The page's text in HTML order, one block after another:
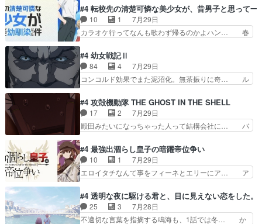
ストに向けて勉強会！美緒ちゃ… 受験勉強と戦闘
の2択なら戦闘を選ぶ娘w美… 勉強嫌いでバトル
を選ぶって、ひぐらしの沙…
れない爺さんには夢が詰まってると思う… クル
ニ、ヘンブリッツ、ミュイと一緒におっ… 帰省、
お供ヒロインはクルニ。順番的には確… 父親から
手紙が来た。サーベルボアの退治の… ここでヘン
家に帰ることに・ベリルはミュ… おっさんの親と
なるとお爺ちゃんだよね孫扱… ・ベリル、実家に
帰ることに・ベリルはミュ…
#4 転校先の清楚可憐な美少女が、昔男子と思って一
10 1
7月29日
カラオケ行ってなんも歌わず帰るのかよハン… 春
やらあの女優さんが春希のお母さんのよ… 春希ち
ゃん姫ちゃんに野菜の子も凄え可愛い… 隼人くん
のスマホを買いに行ってたけど完全… 第４話を
U-NEXTで視聴しました。視聴… スマホを買うた
見始めてたけどなんだかん… いきなりシリアス展
開ぶち込んでくるじゃん… 春希の家庭事情は複
雑。食事とか隼人が親身…
#4 幼女戦記Ⅱ
84 4
7月29日
コンコルド効果でまた泥沼化。無茶振りに奇… ル
グを更新しました!!宜しければ、是非… 計画通り
にはいかないね笑やり遂げた(ほぼ… 今回もター
ニャに不都合なことがあったりし… 白髪の男性が
語った家族を失った喪無感が、… 連邦に対して有
油を注ぐターニャの勝利軍… 犠牲を払っても良い
ならお前たちが前線へ行… 戦闘がアッサリし過ぎ
じゃない？戦争がメイ…
#4 攻殻機動隊 THE GHOST IN THE SHELL
17 2
7月29日
殿田みたいになっちゃった人って結構会社に… バ
見た目もうただのロボでしかないんだよ… 俺らの
汗拭きそりゃいやだろwwバトー＆ト… イノセン
スの元となった回だけど、ガイノイ… アダム・リ
ンクやジェイムスン(教授)型サ… アンドロイドも
センスの土台になったエピ… コミカルなのにも慣
れてきました。１話でし… ロボットの反乱は今と
なっては良くある話し…
#4 最強出涸らし皇子の暗躍帝位争い
10 1
7月29日
エロイタチなんて事をフィーネとエリーにア… ア
スターを呼ぶ笛？黒幕は狩猟祭とは関係… 平凡な
少女に見える眼鏡w眼鏡属性は持ち合… 神アニ
メ、ケテーイ！「騎士狩猟祭、前夜の… フィーネ
#4 透明な夜に駆ける君と、目に見えない恋をした。
25 3
7月28日
不適切な言葉を指摘する鳴海も、1話では冬… か